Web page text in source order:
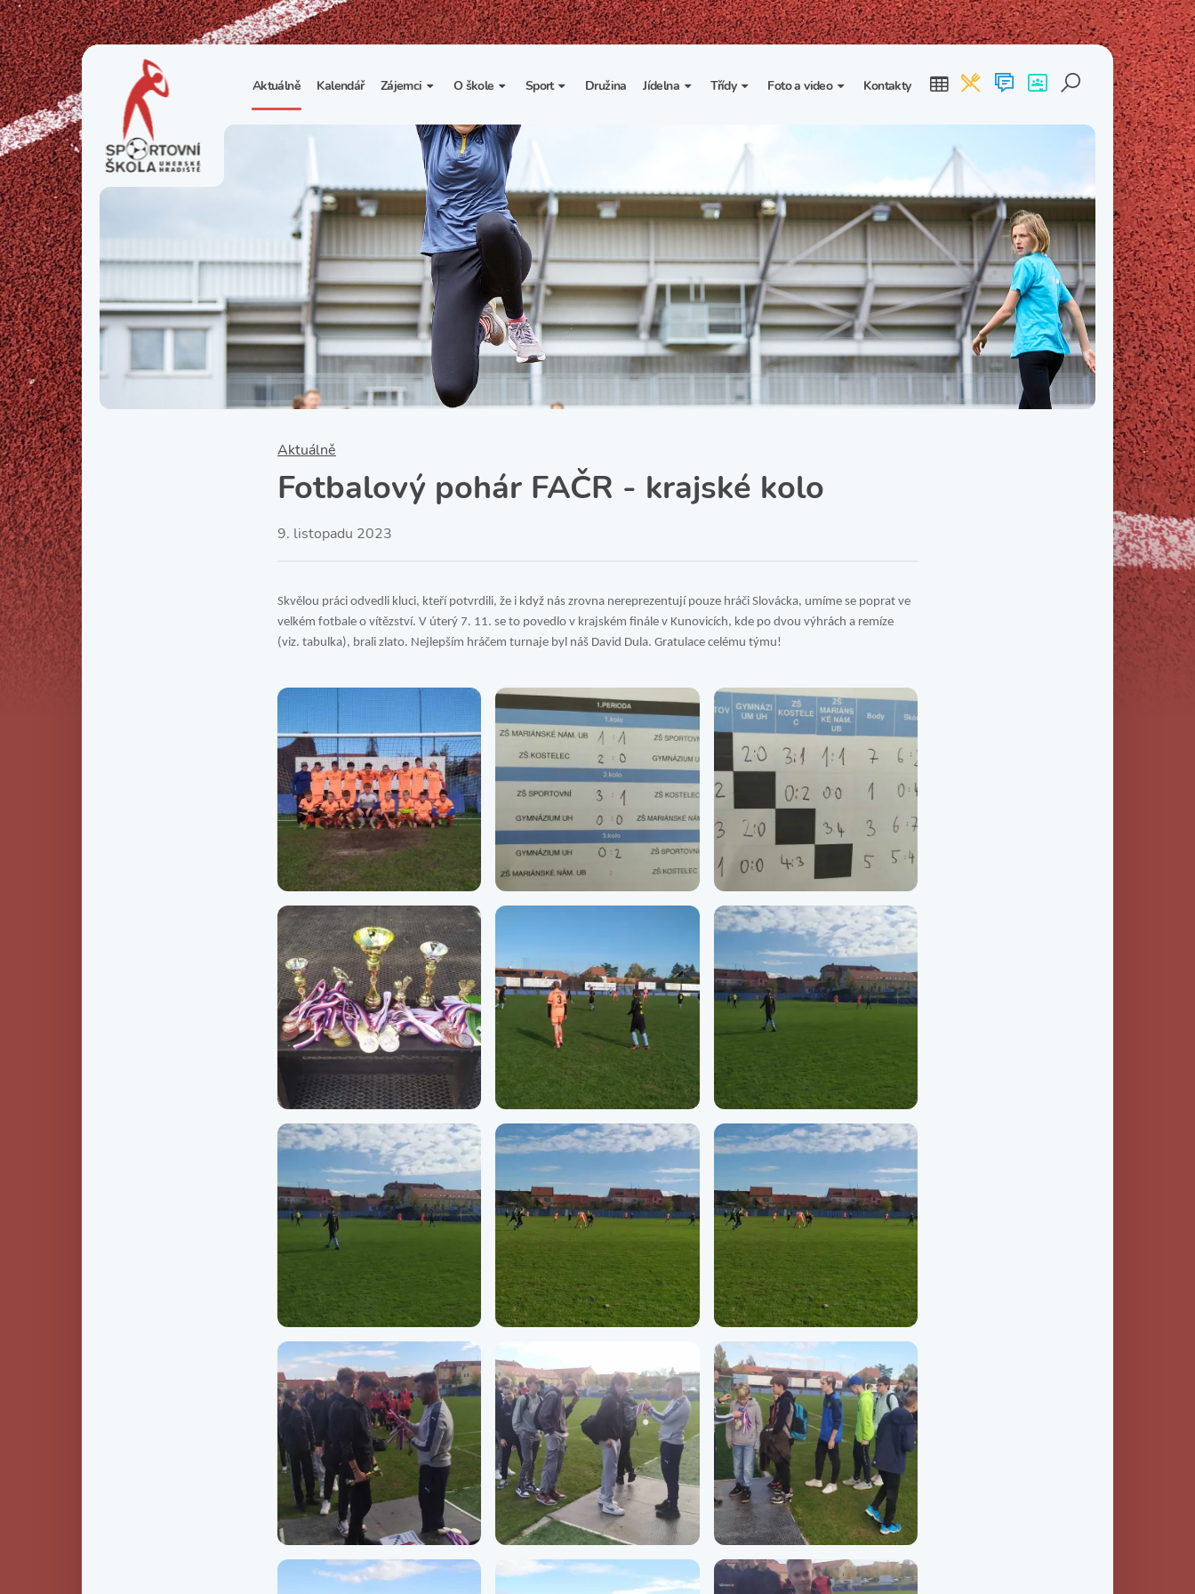
Aktuálně Kalendář Zájemci
1. třída
Sportovní třídy
Nesportovní třídy
O škole
Základní informace
Organizace školního roku
Výuka a učební plán
Zájmové kroužky
Školní poradenské
pracoviště
Školní psycholožka
Školská rada
SRPŠ – Spolek rodičů a
Sport
Spolupráce se sportovními
kluby
Školní sportovní klub
Tělesná výchova a sport
Družina Jídelna
Vnitřní řád školní jídelny
Třídy
Třída I. B Třída I. C
Třída II. A Třída II. C
Třída III. A Třída III. B Třída III. C
Třída IV. A Třída IV. B Třída IV. C
Třída V. A Třída V. B Třída V. C
Třída VI. A Třída VI. B Třída VI. C
Třída VII. A Třída VII. B Třída VII. C
Třída VIII. A Třída VIII. C
Foto a video Kontakty
Aktuálně
Fotbalový pohár FAČR - krajské kolo
9. listopadu 2023
Skvělou práci odvedli kluci, kteří potvrdili, že i když nás zrovna nereprezentují pouze hráči Slovácka, umíme se poprat ve
velkém fotbale o vítězství. V úterý 7. 11. se to povedlo v krajském finále v Kunovicích, kde po dvou výhrách a remíze
(viz. tabulka), brali zlato. Nejlepším hráčem turnaje byl náš David Dula. Gratulace celému týmu!